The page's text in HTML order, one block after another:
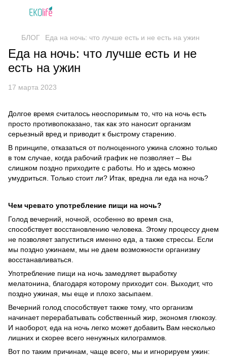
БЛОГ Еда на ночь: что лучше есть и не есть на ужин
Еда на ночь: что лучше есть и не
есть на ужин
17 марта 2023
Долгое время считалось неоспоримым то, что на ночь есть
просто противопоказано, так как это наносит организм
серьезный вред и приводит к быстрому старению.
В принципе, отказаться от полноценного ужина сложно только
в том случае, когда рабочий график не позволяет – Вы
слишком поздно приходите с работы. Но и здесь можно
умудриться. Только стоит ли? Итак, вредна ли еда на ночь?
Чем чревато употребление пищи на ночь?
Голод вечерний, ночной, особенно во время сна,
способствует восстановлению человека. Этому процессу днем
не позволяет запуститься именно еда, а также стрессы. Если
мы поздно ужинаем, мы не даем возможности организму
восстанавливаться.
Употребление пищи на ночь замедляет выработку
мелатонина, благодаря которому приходит сон. Выходит, что
поздно ужиная, мы еще и плохо засыпаем.
Вечерний голод способствует также тому, что организм
начинает перерабатывать собственный жир, экономя глюкозу.
И наоборот, еда на ночь легко может добавить Вам несколько
лишних и скорее всего ненужных килограммов.
Вот по таким причинам, чаще всего, мы и игнорируем ужин: